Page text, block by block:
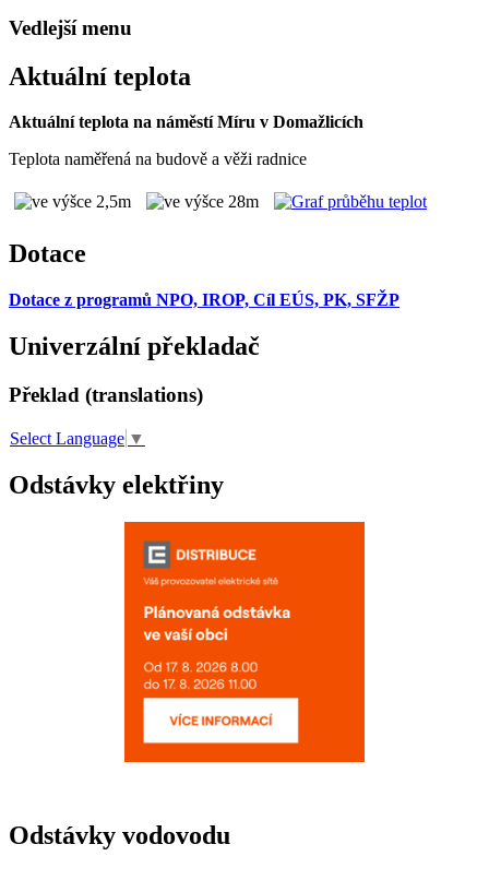
Vedlejší menu
Aktuální teplota
Aktuální teplota na náměstí Míru v Domažlicích
Teplota naměřená na budově a věži radnice
Dotace
Dotace z programů NPO, IROP, Cíl EÚS, PK, SFŽP
Univerzální překladač
Překlad (translations)
Select Language ▼
Odstávky elektřiny
Odstávky vodovodu